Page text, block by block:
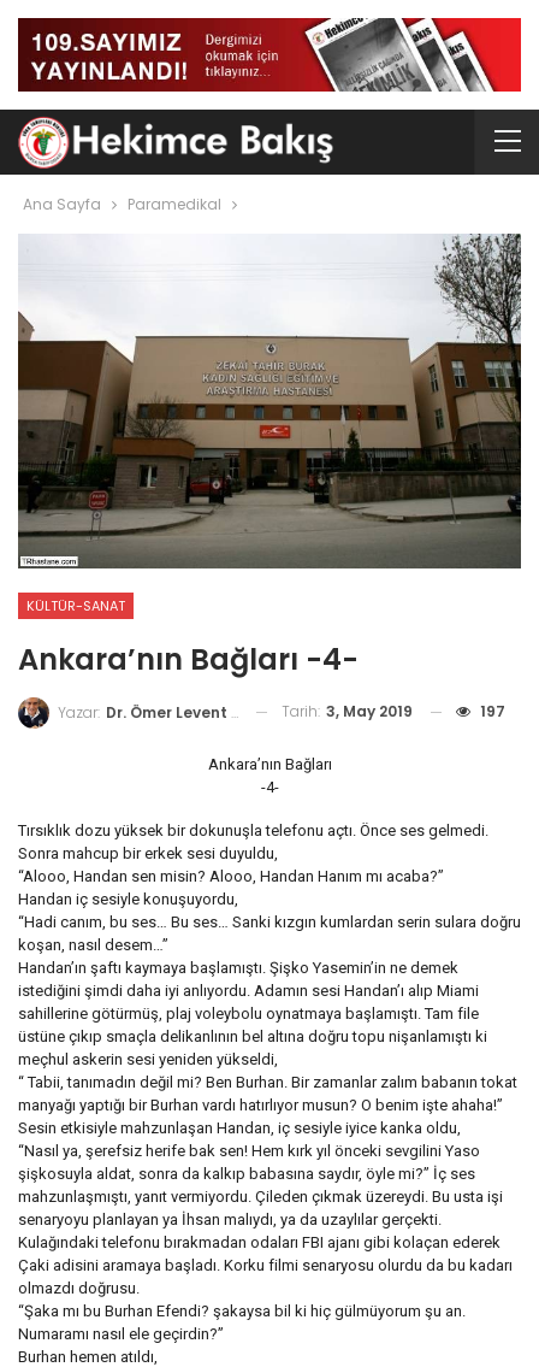
Ana Sayfa Paramedikal
KÜLTÜR-SANAT
Ankara’nın Bağları -4-
Yazar: Dr. Ömer Levent Soydinç Tarih: 3, May 2019 197
Ankara’nın Bağları
-4-
Tırsıklık dozu yüksek bir dokunuşla telefonu açtı. Önce ses gelmedi.
Sonra mahcup bir erkek sesi duyuldu,
“Alooo, Handan sen misin? Alooo, Handan Hanım mı acaba?”
Handan iç sesiyle konuşuyordu,
“Hadi canım, bu ses… Bu ses… Sanki kızgın kumlardan serin sulara doğru
koşan, nasıl desem…”
Handan’ın şaftı kaymaya başlamıştı. Şişko Yasemin’in ne demek
istediğini şimdi daha iyi anlıyordu. Adamın sesi Handan’ı alıp Miami
sahillerine götürmüş, plaj voleybolu oynatmaya başlamıştı. Tam file
üstüne çıkıp smaçla delikanlının bel altına doğru topu nişanlamıştı ki
meçhul askerin sesi yeniden yükseldi,
“ Tabii, tanımadın değil mi? Ben Burhan. Bir zamanlar zalım babanın tokat
manyağı yaptığı bir Burhan vardı hatırlıyor musun? O benim işte ahaha!”
Sesin etkisiyle mahzunlaşan Handan, iç sesiyle iyice kanka oldu,
“Nasıl ya, şerefsiz herife bak sen! Hem kırk yıl önceki sevgilini Yaso
şişkosuyla aldat, sonra da kalkıp babasına saydır, öyle mi?” İç ses
mahzunlaşmıştı, yanıt vermiyordu. Çileden çıkmak üzereydi. Bu usta işi
senaryoyu planlayan ya İhsan malıydı, ya da uzaylılar gerçekti.
Kulağındaki telefonu bırakmadan odaları FBI ajanı gibi kolaçan ederek
Çaki adisini aramaya başladı. Korku filmi senaryosu olurdu da bu kadarı
olmazdı doğrusu.
“Şaka mı bu Burhan Efendi? şakaysa bil ki hiç gülmüyorum şu an.
Numaramı nasıl ele geçirdin?”
Burhan hemen atıldı,